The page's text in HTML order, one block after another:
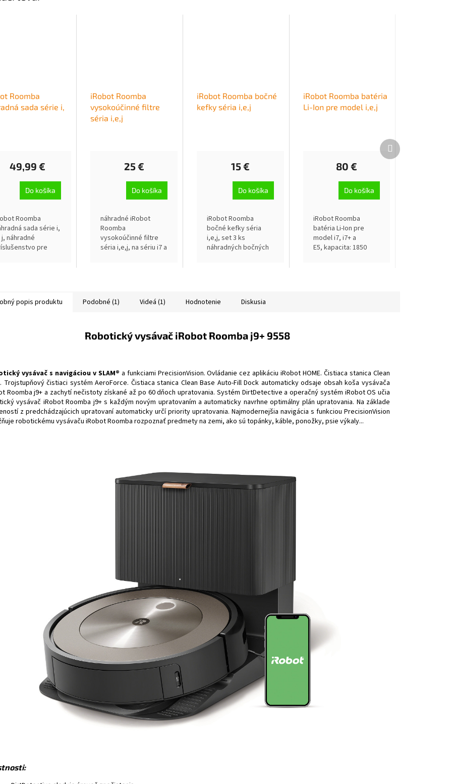
Roomba
sada série i,
49,99 €
Do košíka
Roomba
sada série i,
náhradné
pre
iRobot Roomba
vysokoúčinné filtre
séria i,e,j
25 €
Do košíka
náhradné iRobot
Roomba
vysokoúčinné filtre
séria i,e,j, na sériu i7 a
v intervaloch 3...
iRobot Roomba bočné
kefky séria i,e,j
15 €
Do košíka
iRobot Roomba
bočné kefky séria
i,e,j, set 3 ks
náhradných bočných
v intervaloch 6 - 12...
iRobot Roomba batéria
Li-Ion pre model i,e,j
80 €
Do košíka
iRobot Roomba
batéria Li-Ion pre
model i7, i7+ a
E5, kapacita: 1850
Ďalší
produkt
popis produktu Podobné (1) Videá (1) Hodnotenie Diskusia
Robotický vysávač iRobot Roomba j9+ 9558
vysávač s navigáciou v SLAM® a funkciami PrecisionVision. Ovládanie cez aplikáciu iRobot HOME. Čistiaca stanica Clean
Trojstupňový čistiaci systém AeroForce. Čistiaca stanica Clean Base Auto-Fill Dock automaticky odsaje obsah koša vysávača
Roomba j9+ a zachytí nečistoty získané až po 60 dňoch upratovania. Systém DirtDetective a operačný systém iRobot OS učia
vysávač iRobot Roomba j9+ s každým novým upratovaním a automaticky navrhne optimálny plán upratovania. Na základe
z predchádzajúcich upratovaní automaticky určí priority upratovania. Najmodernejšia navigácia s funkciou PrecisionVision
robotickému vysávaču iRobot Roomba rozpoznať predmety na zemi, ako sú topánky, káble, ponožky, psie výkaly...